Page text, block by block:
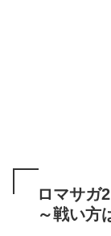
ロマサガ
～戦い方